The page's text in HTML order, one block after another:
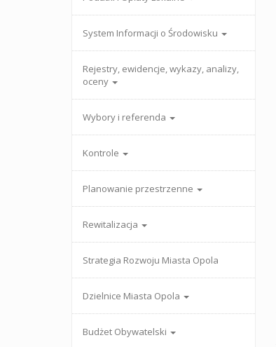
System Informacji o Środowisku
Rejestry, ewidencje, wykazy, analizy,
oceny
Wybory i referenda
Kontrole
Planowanie przestrzenne
Rewitalizacja
Strategia Rozwoju Miasta Opola
Dzielnice Miasta Opola
Budżet Obywatelski